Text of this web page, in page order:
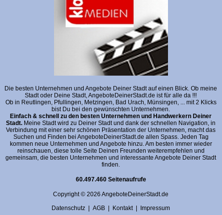
Die besten Unternehmen und Angebote Deiner Stadt auf einen Blick. Ob meine
Stadt oder Deine Stadt, AngeboteDeinerStadt.de ist für alle da !!!
Ob in Reutlingen, Pfullingen, Metzingen, Bad Urach, Münsingen, ... mit 2 Klicks
bist Du bei den gewünschten Unternehmen.
Einfach & schnell zu den besten Unternehmen und Handwerkern Deiner
Stadt. Meine Stadt wird zu Deiner Stadt und dank der schnellen Navigation, in
Verbindung mit einer sehr schönen Präsentation der Unternehmen, macht das
Suchen und Finden bei AngeboteDeinerStadt.de allen Spass. Jeden Tag
kommen neue Unternehmen und Angebote hinzu. Am besten immer wieder
reinschauen, diese tolle Seite Deinen Freunden weiterempfehlen und
gemeinsam, die besten Unternehmen und interessante Angebote Deiner Stadt
finden.
60.497.460 Seitenaufrufe
Copyright © 2026 AngeboteDeinerStadt.de
Datenschutz |AGB | Kontakt| Impressum